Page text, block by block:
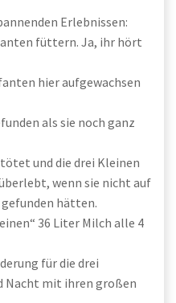
Erlebnissen:
füttern. Ja, ihr hört
hier aufgewachsen
als sie noch ganz
und die drei Kleinen
wenn sie nicht auf
hätten.
36 Liter Milch alle 4
für die drei
Nacht mit ihren großen